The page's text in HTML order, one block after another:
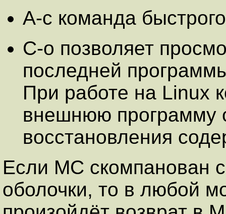
A-c команда
C-o позволяет
последней
При работе на Linux
внешнюю программу
восстановления
Если MC скомпанован
оболочки, то в любой